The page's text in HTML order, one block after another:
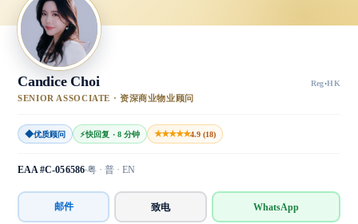
Candice Choi Reg·HK
SENIOR ASSOCIATE · 资深商业物业顾问
◆优质顾问 ⚡快回复 · 8 分钟 ★★★★★4.9 (18)
EAA #C-056586 粤 · 普 · EN
邮件 致电 WhatsApp